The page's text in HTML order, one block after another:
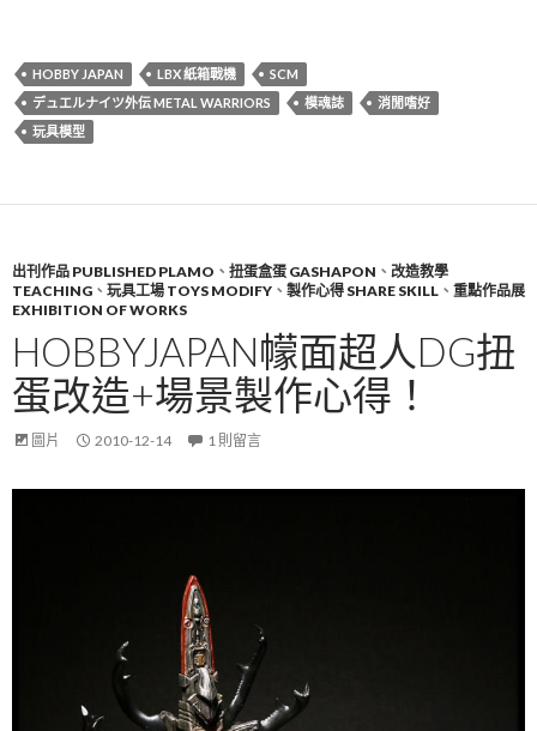
HOBBY JAPAN LBX 紙箱戰機
SCM
デュエルナイツ外伝 METAL WARRIORS
模魂誌
消閒嗜好
玩具模型
出刊作品 PUBLISHED PLAMO 、 扭蛋盒蛋 GASHAPON 、 改造教學
TEACHING 、 玩具工場 TOYS MODIFY 、 製作心得 SHARE SKILL 、 重點作品展
EXHIBITION OF WORKS
HOBBYJAPAN幪面超人DG扭
蛋改造+場景製作心得！
圖片 2010-12-14 1 則留言